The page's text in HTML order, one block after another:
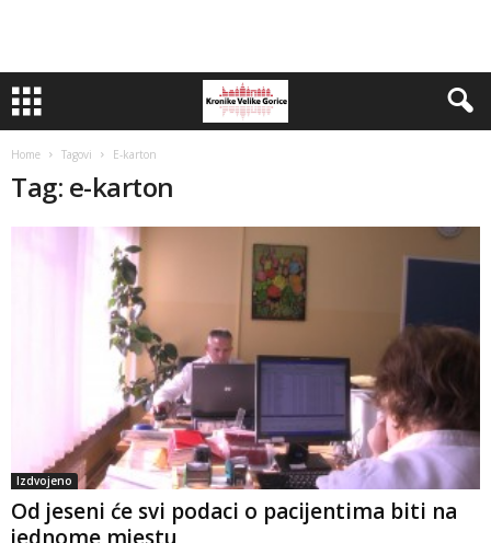
Home Tagovi E-karton
Tag: e-karton
Izdvojeno
Od jeseni će svi podaci o pacijentima biti na
jednome mjestu